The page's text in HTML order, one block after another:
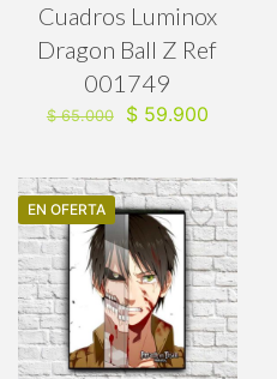
Cuadros Luminox
Dragon Ball Z Ref
001749
$65.000
El
era:
$ 65.000.
$59.900El
es:
$
EN OFERTA